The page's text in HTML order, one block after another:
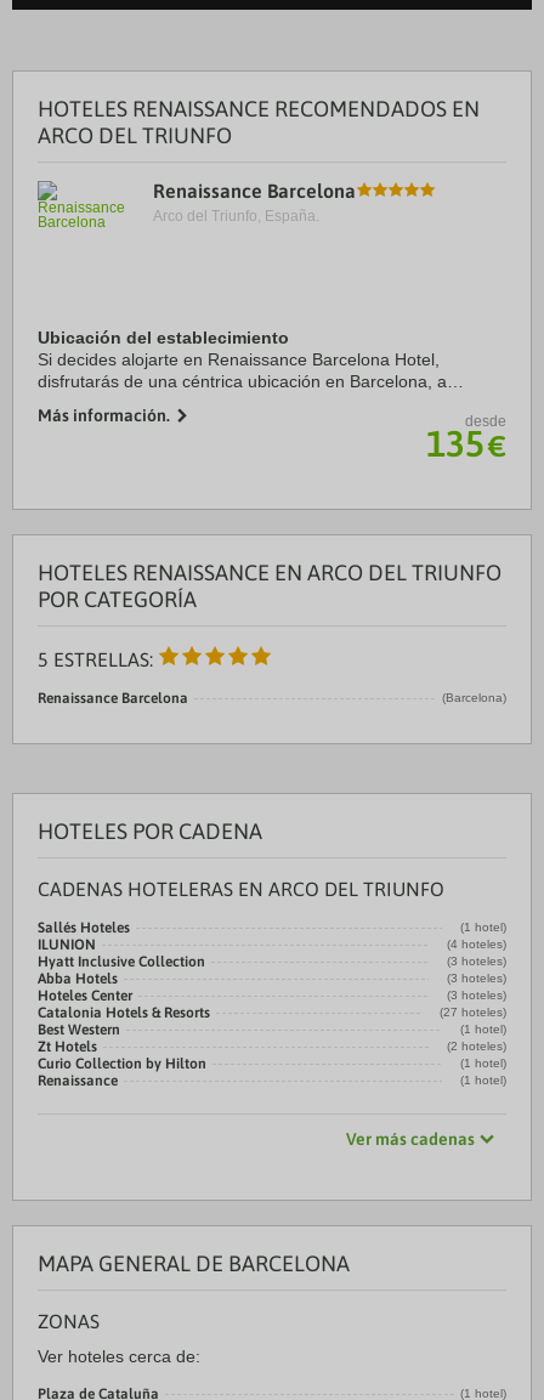
HOTELES RENAISSANCE RECOMENDADOS EN
ARCO DEL TRIUNFO
Renaissance Barcelona
Arco del Triunfo, España.
Ubicación del establecimiento
Si decides alojarte en Renaissance Barcelona Hotel,
disfrutarás de una céntrica ubicación en Barcelona, a
Además, este hotel de lujo se encuentra ...
Más información. desde
135€
HOTELES RENAISSANCE EN ARCO DEL TRIUNFO
POR CATEGORÍA
5 ESTRELLAS:
Renaissance Barcelona (Barcelona)
HOTELES POR CADENA
CADENAS HOTELERAS EN ARCO DEL TRIUNFO
Sallés Hoteles (1 hotel)
ILUNION (4 hoteles)
Hyatt Inclusive Collection (3 hoteles)
Abba Hotels (3 hoteles)
Hoteles Center (3 hoteles)
Catalonia Hotels & Resorts (27 hoteles)
Best Western (1 hotel)
Zt Hotels (2 hoteles)
Curio Collection by Hilton (1 hotel)
Renaissance (1 hotel)
Ver más cadenas
MAPA GENERAL DE BARCELONA
ZONAS
Ver hoteles cerca de:
Plaza de Cataluña (1 hotel)